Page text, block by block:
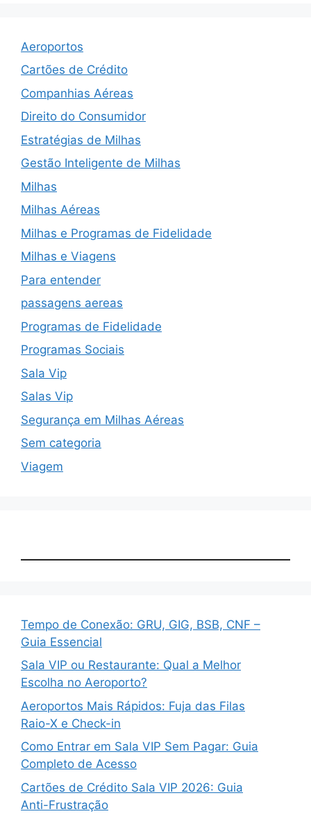
Aeroportos
Cartões de Crédito
Companhias Aéreas
Direito do Consumidor
Estratégias de Milhas
Gestão Inteligente de Milhas
Milhas
Milhas Aéreas
Milhas e Programas de Fidelidade
Milhas e Viagens
Para entender
passagens aereas
Programas de Fidelidade
Programas Sociais
Sala Vip
Salas Vip
Segurança em Milhas Aéreas
Sem categoria
Viagem
Tempo de Conexão: GRU, GIG, BSB, CNF –
Guia Essencial
Sala VIP ou Restaurante: Qual a Melhor
Escolha no Aeroporto?
Aeroportos Mais Rápidos: Fuja das Filas
Raio-X e Check-in
Como Entrar em Sala VIP Sem Pagar: Guia
Completo de Acesso
Cartões de Crédito Sala VIP 2026: Guia
Anti-Frustração